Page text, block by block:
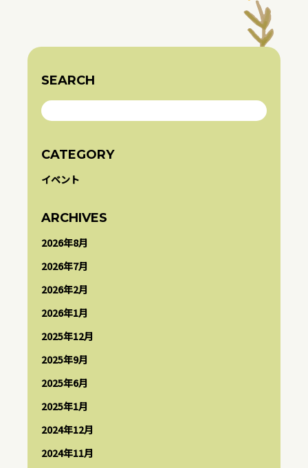
SEARCH
CATEGORY
イベント
ARCHIVES
2026年8月
2026年7月
2026年2月
2026年1月
2025年12月
2025年9月
2025年6月
2025年1月
2024年12月
2024年11月